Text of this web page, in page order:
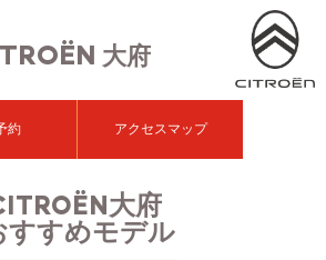
大府
約 アクセスマップ
大府
すすめモデル